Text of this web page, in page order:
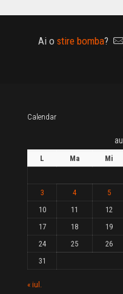
Ai o stire bomba?
Calendar
L Ma Mi
3
4 5
10
11 12
17
18 19
24
25 26
31
« iul.